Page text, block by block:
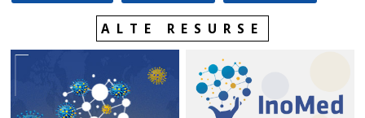
ALTE RESURSE